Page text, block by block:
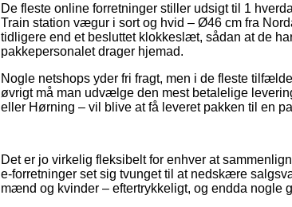
De fleste online forretninger stiller udsigt til 1
Train station vægur i sort og hvid – Ø46 cm fra
tidligere end et besluttet klokkeslæt, sådan at de
pakkepersonalet drager hjemad.
Nogle netshops yder fri fragt, men i de fleste
øvrigt må man udvælge den mest betalelige
eller Hørning – vil blive at få leveret pakken til en
Det er jo virkelig fleksibelt for enhver at
e-forretninger set sig tvunget til at nedskære
mænd og kvinder – eftertrykkeligt, og endda nogle